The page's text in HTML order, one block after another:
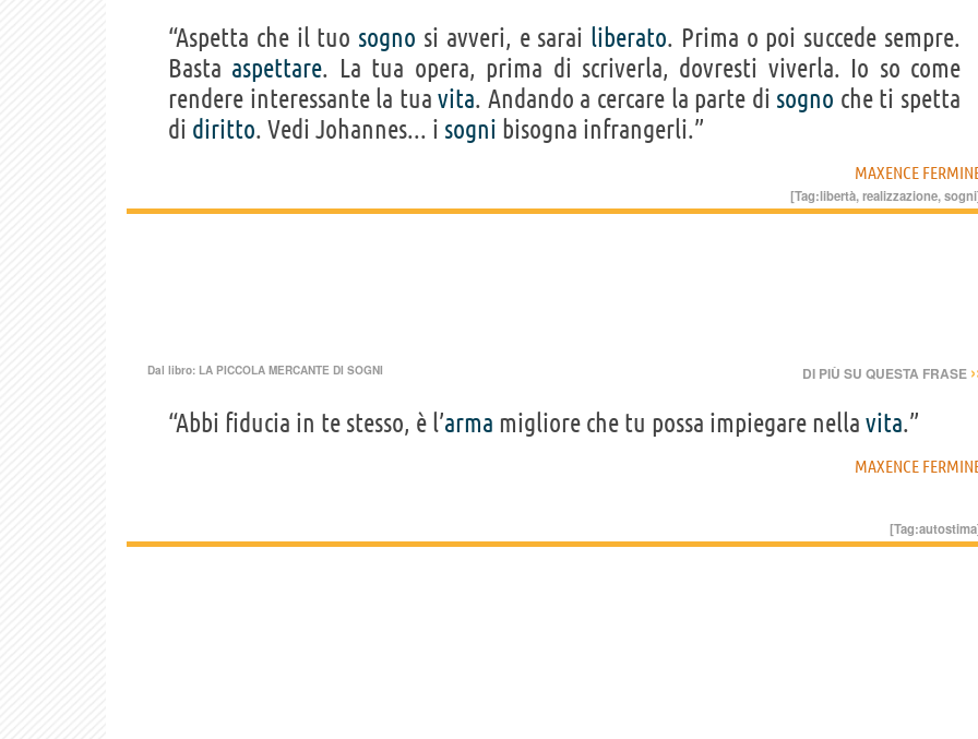
“Aspetta che il tuo sogno si avveri, e sarai liberato. Prima o poi succede sempre.
Basta aspettare. La tua opera, prima di scriverla, dovresti viverla. Io so come
rendere interessante la tuavita. Andando a cercare la parte di sogno che ti spetta
di diritto. Vedi Johannes... i sogni bisogna infrangerli.”
MAXENCE
[Tag:libertà,realizzazione,sogni
Dal libro: LA PICCOLA MERCANTE DI SOGNI DI PIÙ SU QUESTA FRASE
“Abbi fiducia in te stesso, è l’arma migliore che tu possa impiegare nella vita.”
MAXENCE
[Tag:autostima